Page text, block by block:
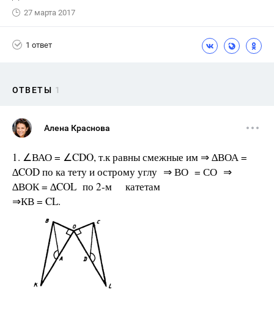
27 марта 2017
1 ответ
ОТВЕТЫ 1
Алена Краснова
1. ∠ВАО = ∠CDO, т.к равны смежные им ⇒ ∆ВОА =
∆COD по ка­ тету и острому углу ⇒ ВО = СО ⇒
∆ВОК = ∆COL по 2-м катетам
⇒КВ = CL.